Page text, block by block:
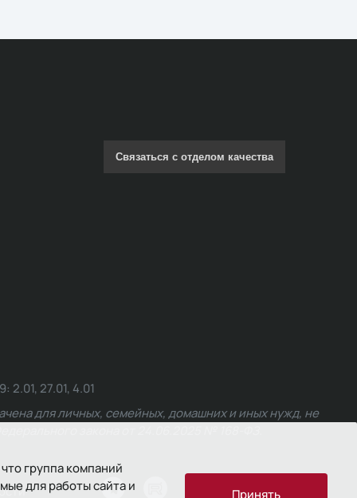
группа компаний
для работы сайта и
Принять
Связаться с отделом качества
27.01, 4.01
для личных, семейных, домашних и иных нужд, не